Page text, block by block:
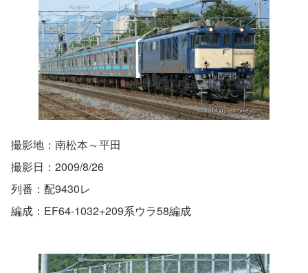
撮影地：南松本～平田
撮影日：2009/8/26
列番：配9430レ
編成：EF64-1032+209系ウラ58編成